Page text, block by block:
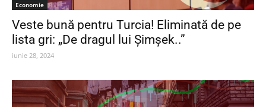
Economie
Veste bună pentru Turcia! Eliminată de pe
lista gri: „De dragul lui Şimşek..”
iunie 28, 2024